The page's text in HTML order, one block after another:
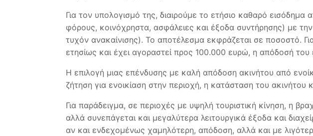
Για τον υπολογισμό της, διαιρούμε το ετήσιο καθαρό
φόρους, κοινόχρηστα, ασφάλειες και έξοδα συντήρησης) με
τυχόν ανακαίνισης). Το αποτέλεσμα εκφράζεται σε ποσοστό.
ετησίως και έχει αγοραστεί προς 100.000 ευρώ, η απόδοσή του
Η επιλογή μιας επένδυσης με καλή απόδοση ακινήτου από
ζήτηση για ενοικίαση στην περιοχή, η κατάσταση του ακινήτου
Για παράδειγμα, σε περιοχές με υψηλή τουριστική κίνηση, η
αλλά συνεπάγεται και μεγαλύτερα λειτουργικά έξοδα και
αν και ενδεχομένως χαμηλότερη, απόδοση, αλλά και με